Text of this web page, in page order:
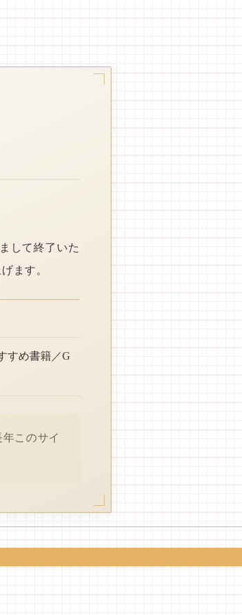
して終了いた
ます。
すめ書籍／G
このサイ